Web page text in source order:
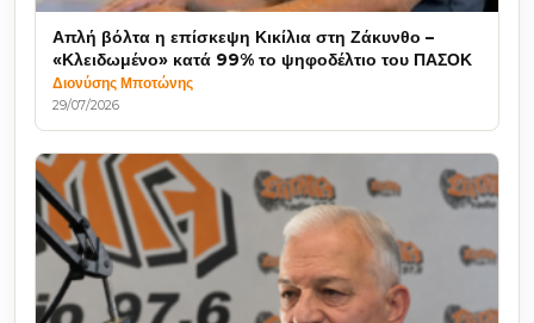
Απλή βόλτα η επίσκεψη Κικίλια στη Ζάκυνθο –
«Κλειδωμένο» κατά 99% το ψηφοδέλτιο του ΠΑΣΟΚ
Διονύσης Μποτώνης
29/07/2026